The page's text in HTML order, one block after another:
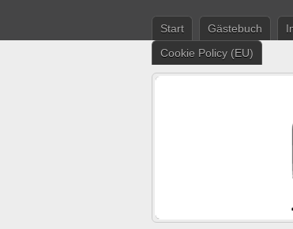
Start Gästebuch
Cookie Policy (EU)